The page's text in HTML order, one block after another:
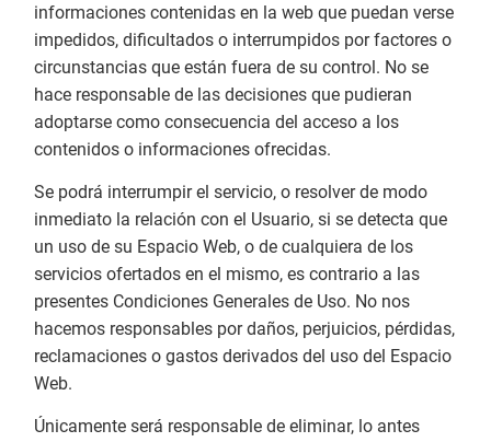
informaciones contenidas en la web que puedan verse
impedidos, dificultados o interrumpidos por factores o
circunstancias que están fuera de su control. No se
hace responsable de las decisiones que pudieran
adoptarse como consecuencia del acceso a los
contenidos o informaciones ofrecidas.
Se podrá interrumpir el servicio, o resolver de modo
inmediato la relación con el Usuario, si se detecta que
un uso de su Espacio Web, o de cualquiera de los
servicios ofertados en el mismo, es contrario a las
presentes Condiciones Generales de Uso. No nos
hacemos responsables por daños, perjuicios, pérdidas,
reclamaciones o gastos derivados del uso del Espacio
Web.
Únicamente será responsable de eliminar, lo antes